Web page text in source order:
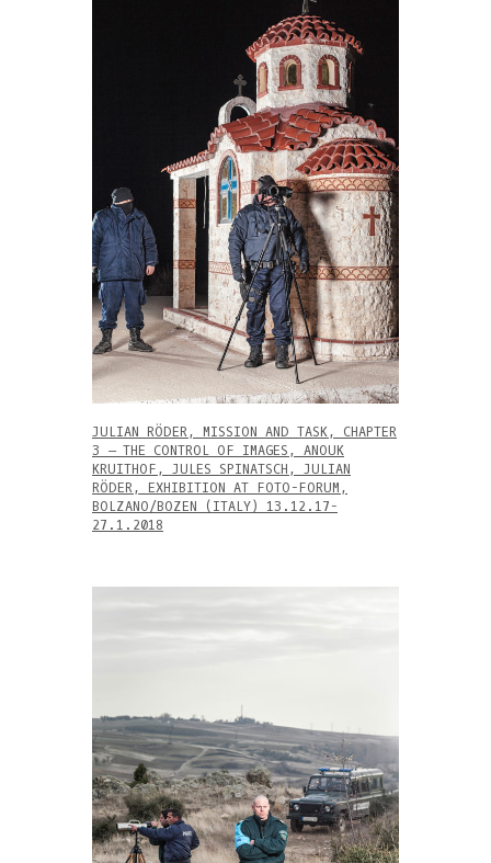
JULIAN RÖDER, MISSION AND TASK, CHAPTER
3 – THE CONTROL OF IMAGES, ANOUK
KRUITHOF, JULES SPINATSCH, JULIAN
RÖDER, EXHIBITION AT FOTO-FORUM,
BOLZANO/BOZEN (ITALY) 13.12.17-
27.1.2018